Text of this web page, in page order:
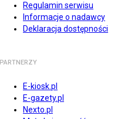
Regulamin serwisu
Informacje o nadawcy
Deklaracja dostępności
PARTNERZY
E-kiosk.pl
E-gazety.pl
Nexto.pl